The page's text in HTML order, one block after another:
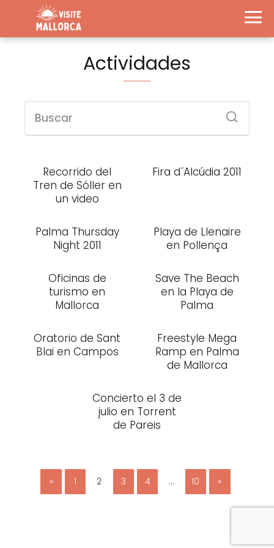
Actividades
Recorrido del
Tren de Sóller en
un video
Fira d´Alcúdia 2011
Palma Thursday
Night 2011
Playa de Llenaire
en Pollença
Oficinas de
turismo en
Mallorca
Save The Beach
en la Playa de
Palma
Oratorio de Sant
Blai en Campos
Freestyle Mega
Ramp en Palma
de Mallorca
Concierto el 3 de
julio en Torrent
de Pareis
« 1 2 3 4 … 10 »